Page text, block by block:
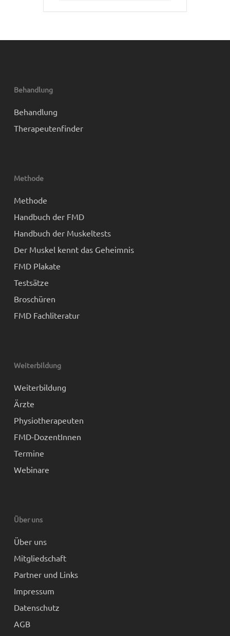
Behandlung
Behandlung
Therapeutenfinder
Methode
Methode
Handbuch der FMD
Handbuch der Muskeltests
Der Muskel kennt das Geheimnis
FMD Plakate
Testsätze
Broschüren
FMD Fachliteratur
Weiterbildung
Weiterbildung
Ärzte
Physiotherapeuten
FMD-DozentInnen
Termine
Webinare
Über uns
Über uns
Mitgliedschaft
Partner und Links
Impressum
Datenschutz
AGB